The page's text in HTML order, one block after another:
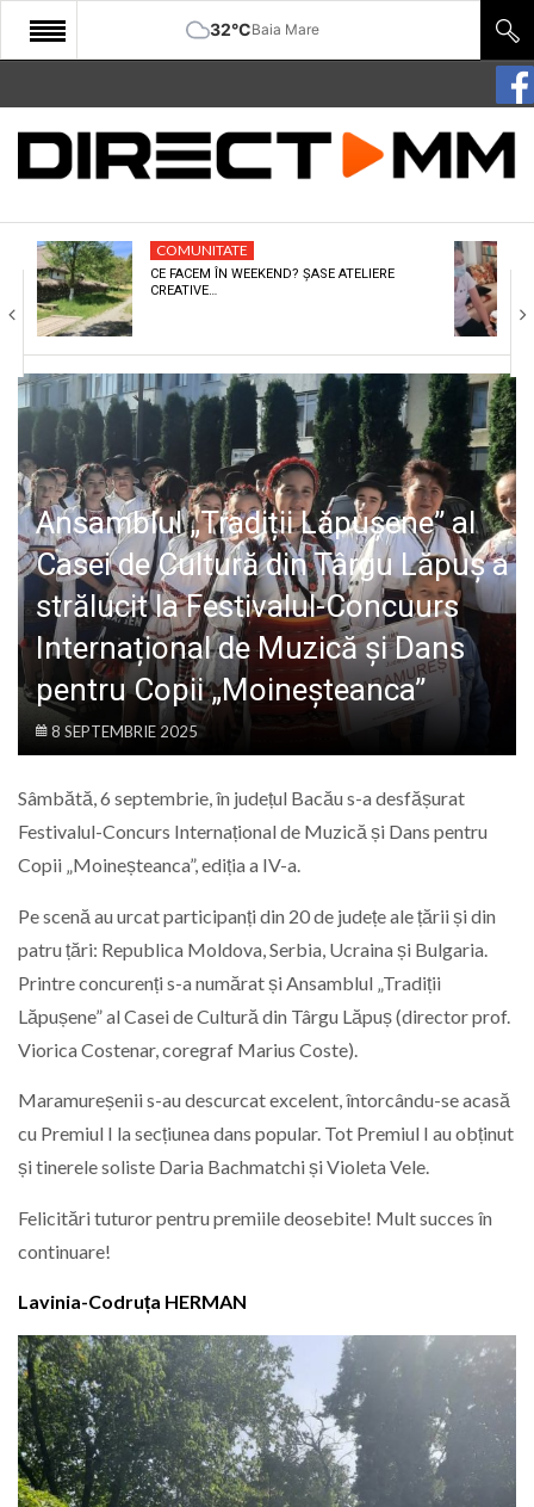
32°CBaia Mare
START
COMUNITATE
CULTURA
ECONOMIE
SANATATE
SPORT
SPECIAL
POLITIC
LIFE
COMUNITATE
CE FACEM ÎN WEEKEND? ȘASE ATELIERE
CREATIVE…
Ansamblul „Tradiții Lăpușene” al
Casei de Cultură din Târgu Lăpuș a
strălucit la Festivalul-Concuurs
Internațional de Muzică și Dans
pentru Copii „Moineşteanca”
8 SEPTEMBRIE 2025
Sâmbătă, 6 septembrie, în județul Bacău s-a desfășurat
Festivalul-Concurs Internațional de Muzică și Dans pentru
Copii „Moineșteanca”, ediția a IV-a.
Pe scenă au urcat participanți din 20 de județe ale țării și din
patru țări: Republica Moldova, Serbia, Ucraina și Bulgaria.
Printre concurenți s-a numărat și Ansamblul „Tradiții
Lăpușene” al Casei de Cultură din Târgu Lăpuș (director prof.
Viorica Costenar, coregraf Marius Coste).
Maramureșenii s-au descurcat excelent, întorcându-se acasă
cu Premiul I la secțiunea dans popular. Tot Premiul I au obținut
și tinerele soliste Daria Bachmatchi și Violeta Vele.
Felicitări tuturor pentru premiile deosebite! Mult succes în
continuare!
Lavinia-Codruța HERMAN